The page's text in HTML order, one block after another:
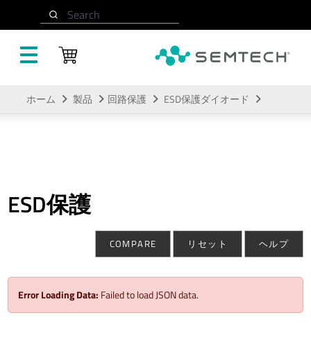
Search
ホーム 製品 回路保護 ESD保護ダイオード
ESD保護
COMPARE リセット ヘルプ
Error Loading Data: Failed to load JSON data.